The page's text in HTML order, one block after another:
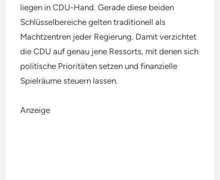
liegen in CDU-Hand. Gerade diese beiden
Schlüsselbereiche gelten traditionell als
Machtzentren jeder Regierung. Damit verzichtet
die CDU auf genau jene Ressorts, mit denen sich
politische Prioritäten setzen und finanzielle
Spielräume steuern lassen.
Anzeige